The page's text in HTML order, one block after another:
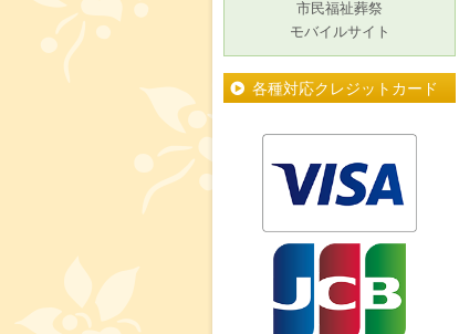
市民福祉葬祭
モバイルサイト
各種対応クレジットカード